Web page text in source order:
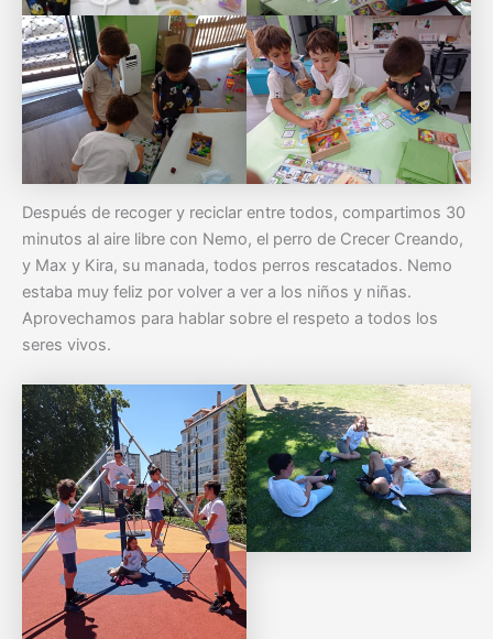
Después de recoger y reciclar entre todos, compartimos 30
minutos al aire libre con Nemo, el perro de Crecer Creando,
y Max y Kira, su manada, todos perros rescatados. Nemo
estaba muy feliz por volver a ver a los niños y niñas.
Aprovechamos para hablar sobre el respeto a todos los
seres vivos.